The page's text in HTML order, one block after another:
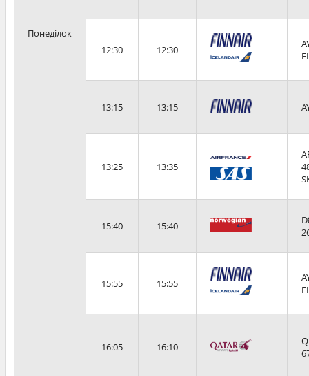
Понеділок
12:30 12:30
13:15 13:15
13:25 13:35
15:40 15:40
15:55 15:55
16:05 16:10